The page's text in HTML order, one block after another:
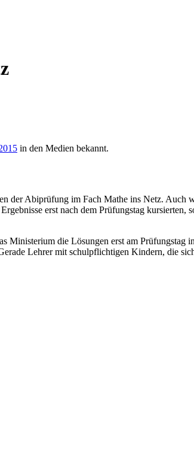
in den Medien bekannt.
der Abiprüfung im Fach Mathe ins Netz. Auch
erst nach dem Prüfungstag
Ministerium die Lösungen erst am
Lehrer mit schulpflichtigen Kindern, die